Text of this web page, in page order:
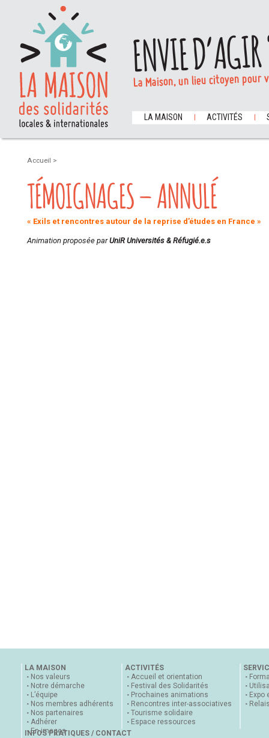
ENVIE
La Maison, un lieu citoyen
LA MAISON ACTIVITÉS
Accueil >
TÉMOIGNAGES – ANNULÉ
« Exils et rencontres autour de la reprise d’études en France »
Animation proposée parUniR Universités & Réfugié.e.s
LA MAISON
Nos valeurs
Notre démarche
L’équipe
Nos membres adhérents
Nos partenaires
Adhérer
En images
ACTIVITÉS
Accueil et orientation
Festival des Solidarités
Prochaines animations
Rencontres inter-associatives
Tourisme solidaire
Espace ressources
Expo
INFOS PRATIQUES / CONTACT